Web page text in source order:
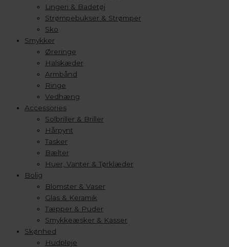
Lingeri & Badetøj
Strømpebukser & Strømper
Sko
Smykker
Øreringe
Halskæder
Armbånd
Ringe
Vedhæng
Accessories
Solbriller & Briller
Hårpynt
Tasker
Bælter
Huer, Vanter & Tørklæder
Bolig
Blomster & Vaser
Glas & Keramik
Tæpper & Puder
Smykkeæsker & Kasser
Skønhed
Hudpleje